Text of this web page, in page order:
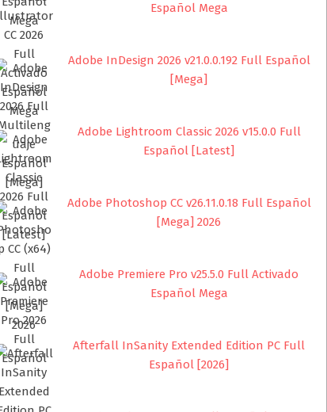
Español Mega
Adobe InDesign 2026 v21.0.0.192 Full Español
[Mega]
Adobe Lightroom Classic 2026 v15.0.0 Full
Español [Latest]
Adobe Photoshop CC v26.11.0.18 Full Español
[Mega] 2026
Adobe Premiere Pro v25.5.0 Full Activado
Español Mega
Afterfall InSanity Extended Edition PC Full
Español [2026]